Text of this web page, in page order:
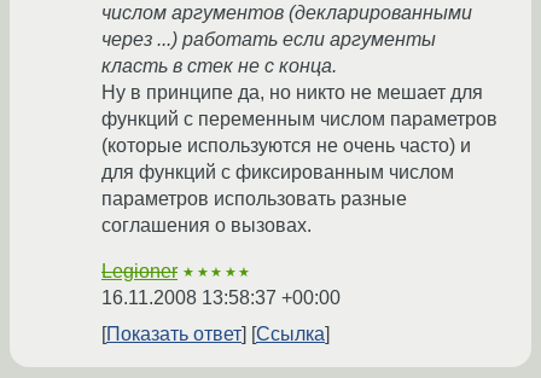
числом аргументов (декларированными
через ...) работать если аргументы
класть в стек не с конца.
Ну в принципе да, но никто не мешает для
функций с переменным числом параметров
(которые используются не очень часто) и
для функций с фиксированным числом
параметров использовать разные
соглашения о вызовах.
Legioner ★★★★★
16.11.2008 13:58:37 +00:00
Показать ответ
Ссылка